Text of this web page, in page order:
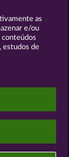
a fins
influência
as
e/ou
conteúdos
estudos de